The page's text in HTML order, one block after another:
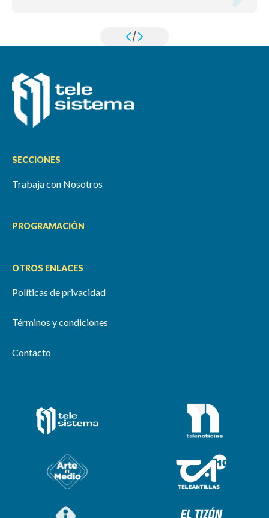
/
SECCIONES
Trabaja con Nosotros
PROGRAMACIÓN
OTROS ENLACES
Políticas de privacidad
Términos y condiciones
Contacto